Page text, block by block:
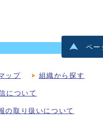
ペー
ップ 組織から探す
について
の取り扱いについて